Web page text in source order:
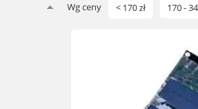
Wg ceny < 170 zł 170 -